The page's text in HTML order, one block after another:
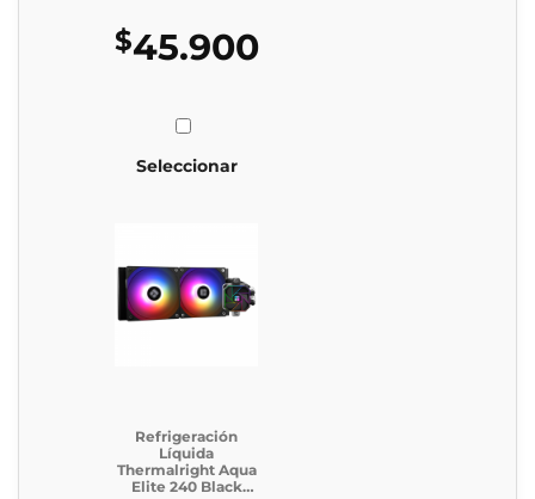
$45.900
Seleccionar
Refrigeración
Líquida
Thermalright Aqua
Elite 240 Black